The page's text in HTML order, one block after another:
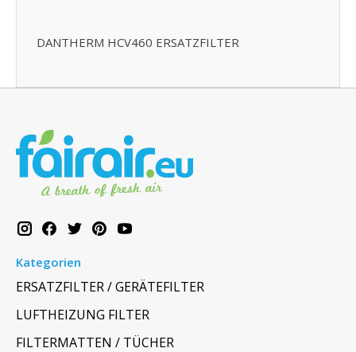
DANTHERM HCV460 ERSATZFILTER
Kategorien
ERSATZFILTER / GERÄTEFILTER
LUFTHEIZUNG FILTER
FILTERMATTEN / TÜCHER